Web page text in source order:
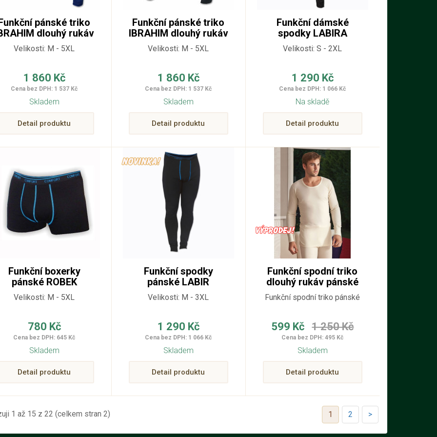
pánské triko
dlouhý rukáv
590
Velikosti: M - 5XL
1 860 Kč
Cena bez DPH: 1 537 Kč
Skladem
Detail produktu
Funkční pánské triko
IBRAHIM dlouhý rukáv
995
Velikosti: M - 5XL
1 860 Kč
Cena bez DPH: 1 537 Kč
Skladem
Detail produktu
Funkční dámské
spodky LABIRA
Velikosti: S - 2XL
1 290 Kč
Cena bez DPH: 1 066 Kč
Na skladě
Detail produktu
Funkční boxerky
pánské ROBEK
Velikosti: M - 5XL
780 Kč
Cena bez DPH: 645 Kč
Skladem
Detail produktu
Funkční spodky
pánské LABIR
Velikosti: M - 3XL
1 290 Kč
Cena bez DPH: 1 066 Kč
Skladem
Detail produktu
Funkční spodní triko
dlouhý rukáv pánské
Funkční spodní triko pánské
599 Kč 1 250 Kč
Cena bez DPH: 495 Kč
Skladem
Detail produktu
1 až 15 z 22 (celkem stran 2) 1 2 >